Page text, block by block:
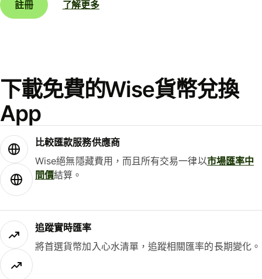
註冊
了解更多
下載免費的Wise貨幣兌換
App
比較匯款服務供應商
Wise絕無隱藏費用，而且所有交易一律以市場匯率中
間價結算。
追蹤實時匯率
將首選貨幣加入心水清單，追蹤相關匯率的長期變化。